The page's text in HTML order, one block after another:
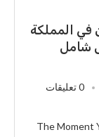
في المملكة
2026: دليل شامل
0 تعليقات
The Moment